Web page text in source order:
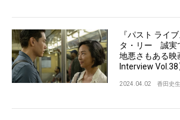
『パスト ライ
タ・リー 誠実
地悪さもある映
Interview Vol.38
2024.04.02 香田史生